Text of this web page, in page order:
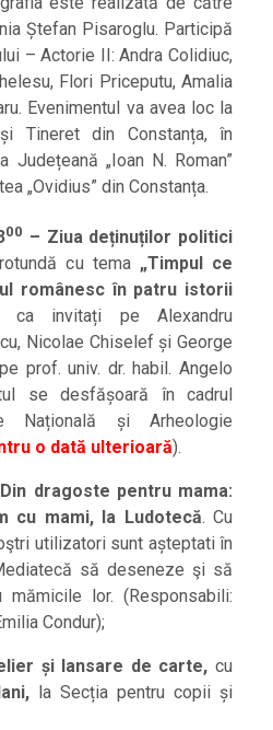
Ștefan Pisaroglu. Participă
– Actorie II: Andra Colidiuc,
Flori Priceputu, Amalia
Evenimentul va avea loc la
Tineret din Constanța, în
Județeană „Ioan N. Roman”
„Ovidius” din Constanța.
00 – Ziua deținuților politici
cu tema „Timpul ce
românesc în patru istorii
ca invitați pe Alexandru
Nicolae Chiselef și George
prof. univ. dr. habil. Angelo
se desfășoară în cadrul
Națională și Arheologie
o dată ulterioară).
dragoste pentru mama:
cu mami, la Ludotecă. Cu
utilizatori sunt așteptati în
să deseneze şi să
lor. (Responsabili:
Condur);
și lansare de carte, cu
la Secția pentru copii și